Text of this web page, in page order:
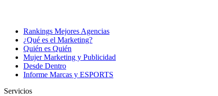
Rankings Mejores Agencias
¿Qué es el Marketing?
Quién es Quién
Mujer Marketing y Publicidad
Desde Dentro
Informe Marcas y ESPORTS
Servicios